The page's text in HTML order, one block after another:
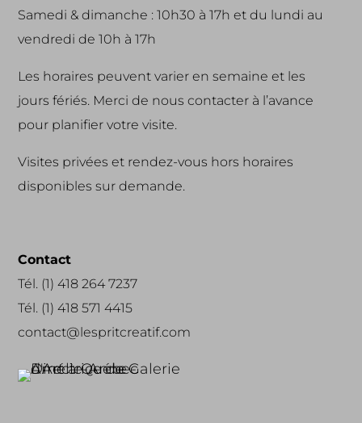
Samedi & dimanche : 10h30 à 17h et du lundi au
vendredi de 10h à 17h
Les horaires peuvent varier en semaine et les
jours fériés. Merci de nous contacter à l’avance
pour planifier votre visite.
Visites privées et rendez-vous hors horaires
disponibles sur demande.
Contact
Tél. (1) 418 264 7237
Tél. (1) 418 571 4415
contact@lespritcreatif.com